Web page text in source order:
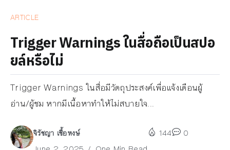
ARTICLE
Trigger Warnings ในสื่อถือเป็นสปอ
ยล์หรือไม่
Trigger Warnings ในสื่อมีวัตถุประสงค์เพื่อแจ้งเตือนผู้
อ่าน/ผู้ชม หากมีเนื้อหาทำให้ไม่สบายใจ...
จิรัชญา เชื้อหงษ์
144 0